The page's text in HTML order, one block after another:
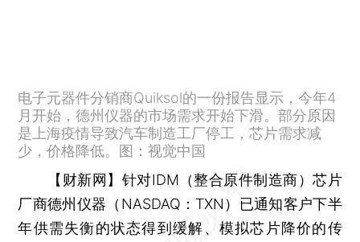
电子元器件分销商Quiksol的一份报告显示，今年4
月开始，德州仪器的市场需求开始下滑。部分原因
是上海疫情导致汽车制造工厂停工，芯片需求减
少，价格降低。图：视觉中国
【财新网】 针对IDM（整合原件制造商）芯片
厂商德州仪器（NASDAQ：TXN）已通知客户下半
年供需失衡的状态得到缓解、模拟芯片降价的传